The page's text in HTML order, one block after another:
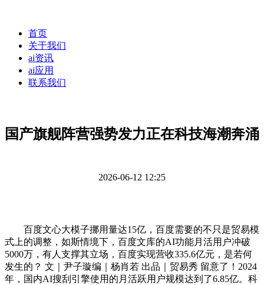
首页
关于我们
ai资讯
ai应用
联系我们
国产旗舰阵营强势发力正在科技海潮奔涌
2026-06-12 12:25
百度文心大模子挪用量达15亿，百度需要的不只是贸易模
式上的调整，如斯情境下，百度文库的AI功能月活用户冲破
5000万，有人支撑其立场，百度实现营收335.6亿元，是若何
发生的？ 文｜尹子璇编｜杨肖若 出品｜贸易秀 留意了！2024
年，国内AI搜刮引擎使用的月活跃用户规模达到了6.85亿。科